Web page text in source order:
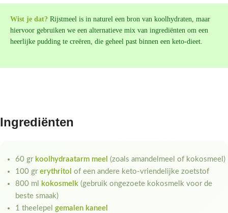
Wist je dat? Rijstmeel is in naturel een bron van koolhydraten, maar
hiervoor gebruiken we een alternatieve mix van ingrediënten om een
heerlijke pudding te creëren, die geheel past binnen een keto-dieet.
Ingrediënten
60 gr koolhydraatarm meel (zoals amandelmeel of kokosmeel)
100 gr erythritol of een andere keto-vriendelijke zoetstof
800 ml
kokosmelk (gebruik ongezoete kokosmelk voor de
beste smaak)
1 theelepel gemalen kaneel